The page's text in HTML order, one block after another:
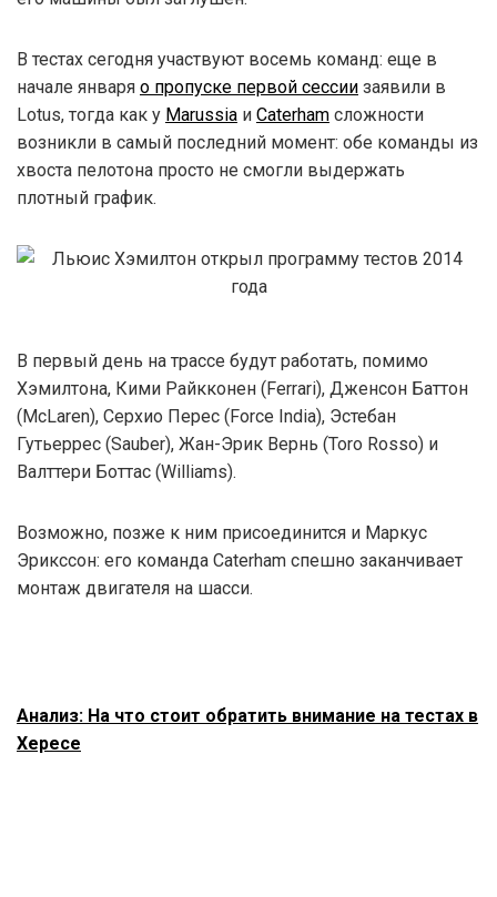
В тестах сегодня участвуют восемь команд: еще в
начале января о пропуске первой сессии заявили в
Lotus, тогда как у Marussia и Caterham сложности
возникли в самый последний момент: обе команды из
хвоста пелотона просто не смогли выдержать
плотный график.
В первый день на трассе будут работать, помимо
Хэмилтона, Кими Райкконен (Ferrari), Дженсон Баттон
(McLaren), Серхио Перес (Force India), Эстебан
Гутьеррес (Sauber), Жан-Эрик Вернь (Toro Rosso) и
Валттери Боттас (Williams).
Возможно, позже к ним присоединится и Маркус
Эрикссон: его команда Caterham спешно заканчивает
монтаж двигателя на шасси.
Анализ: На что стоит обратить внимание на тестах в
Хересе